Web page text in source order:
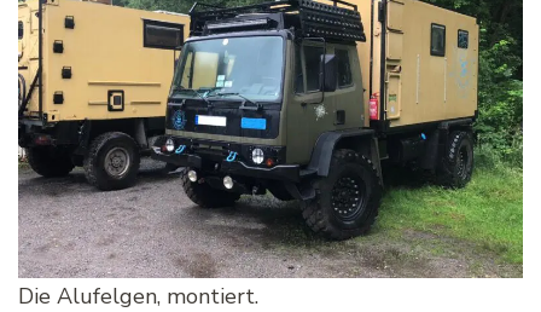
Die Alufelgen, montiert.